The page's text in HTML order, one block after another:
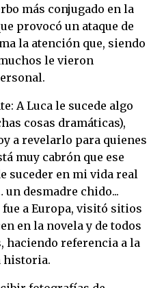
más conjugado en la
provocó un ataque de
la atención que, siendo
le vieron
A Luca le sucede algo
cosas dramáticas),
a revelarlo para quienes
muy cabrón que ese
suceder en mi vida real
desmadre chido...
fue a Europa, visitó sitios
en la novela y de todos
haciendo referencia a la
historia.